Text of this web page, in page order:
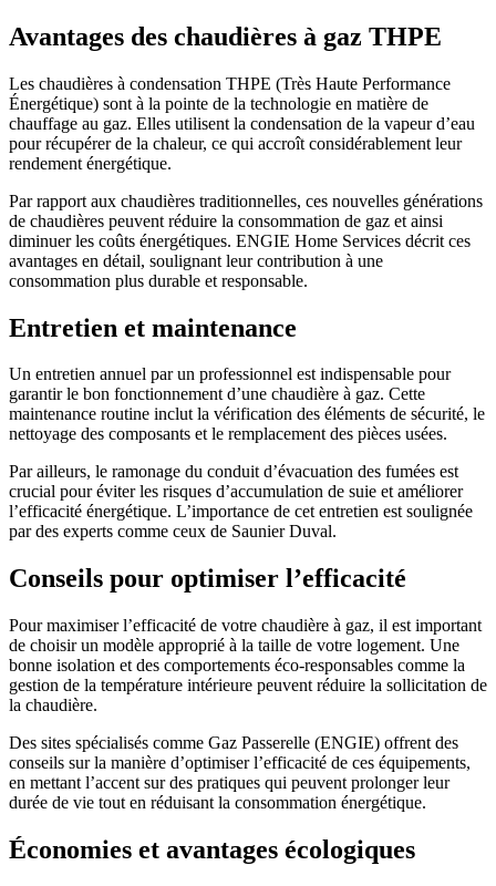
Avantages des chaudières à gaz THPE
Les chaudières à condensation THPE (Très Haute Performance
Énergétique) sont à la pointe de la technologie en matière de
chauffage au gaz. Elles utilisent la condensation de la vapeur d’eau
pour récupérer de la chaleur, ce qui accroît considérablement leur
rendement énergétique.
Par rapport aux chaudières traditionnelles, ces nouvelles générations
de chaudières peuvent réduire la consommation de gaz et ainsi
diminuer les coûts énergétiques. ENGIE Home Services décrit ces
avantages en détail, soulignant leur contribution à une
consommation plus durable et responsable.
Entretien et maintenance
Un entretien annuel par un professionnel est indispensable pour
garantir le bon fonctionnement d’une chaudière à gaz. Cette
maintenance routine inclut la vérification des éléments de sécurité, le
nettoyage des composants et le remplacement des pièces usées.
Par ailleurs, le ramonage du conduit d’évacuation des fumées est
crucial pour éviter les risques d’accumulation de suie et améliorer
l’efficacité énergétique. L’importance de cet entretien est soulignée
par des experts comme ceux de Saunier Duval.
Conseils pour optimiser l’efficacité
Pour maximiser l’efficacité de votre chaudière à gaz, il est important
de choisir un modèle approprié à la taille de votre logement. Une
bonne isolation et des comportements éco-responsables comme la
gestion de la température intérieure peuvent réduire la sollicitation de
la chaudière.
Des sites spécialisés comme Gaz Passerelle (ENGIE) offrent des
conseils sur la manière d’optimiser l’efficacité de ces équipements,
en mettant l’accent sur des pratiques qui peuvent prolonger leur
durée de vie tout en réduisant la consommation énergétique.
Économies et avantages écologiques